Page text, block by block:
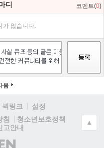
디 코멘트(0)
가 없습니다.
음
퀵링크
설정
침
청소년보호정책
고안내
)
▲